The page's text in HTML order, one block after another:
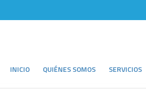
INICIO QUIÉNES SOMOS SERVICIOS